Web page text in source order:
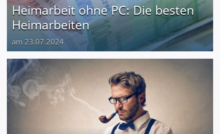
Heimarbeit ohne PC: Die besten
Heimarbeiten
am 23.07.2024